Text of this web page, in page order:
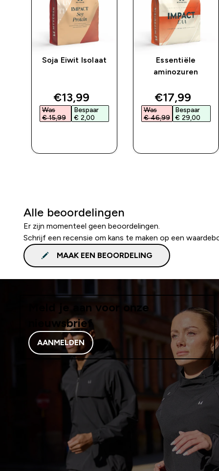
Soja Eiwit Isolaat
discounted price
€13,99‎
Was
€ 15,99‎
Bespaar
€ 2,00‎
Essentiële
aminozuren
discounted
€17,99‎
Was
€ 46,99‎
Bespaar
€ 29,00‎
Alle beoordelingen
Er zijn momenteel geen beoordelingen.
Schrijf een recensie om kans te maken op een
MAAK EEN BEOORDELING
Meld je aan voor onze
nieuwsbrief
AANMELDEN